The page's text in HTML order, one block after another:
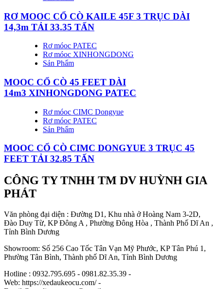
RƠ MOOC CỔ CÒ KAILE 45F 3 TRỤC DÀI
14,3m TẢI 33.35 TẤN
Rơ móoc PATEC
Rơ móoc XINHONGDONG
Sản Phẩm
MOOC CỔ CÒ 45 FEET DÀI
14m3 XINHONGDONG PATEC
Rơ móoc CIMC Dongyue
Rơ móoc PATEC
Sản Phẩm
MOOC CỔ CÒ CIMC DONGYUE 3 TRỤC 45
FEET TẢI 32.85 TẤN
CÔNG TY TNHH TM DV HUỲNH GIA
PHÁT
Văn phòng đại diện : Đường D1, Khu nhà ở Hoàng Nam 3-2D,
Đào Duy Từ, KP Đông A , Phường Đông Hòa , Thành Phố Dĩ An ,
Tỉnh Bình Dương
Showroom: Số 256 Cao Tốc Tân Vạn Mỹ Phước, KP Tân Phú 1,
Phường Tân Bình, Thành phố Dĩ An, Tỉnh Bình Dương
Hotline : 0932.795.695 - 0981.82.35.39 -
Web: https://xedaukeocu.com/ -